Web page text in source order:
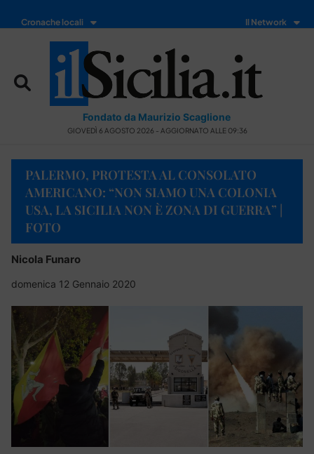
Cronache locali Il Network
Fondato da Maurizio Scaglione
GIOVEDÌ 6 AGOSTO 2026 - AGGIORNATO ALLE 09:36
PALERMO, PROTESTA AL CONSOLATO
AMERICANO: “NON SIAMO UNA COLONIA
USA, LA SICILIA NON È ZONA DI GUERRA” |
FOTO
Nicola Funaro
domenica 12 Gennaio 2020